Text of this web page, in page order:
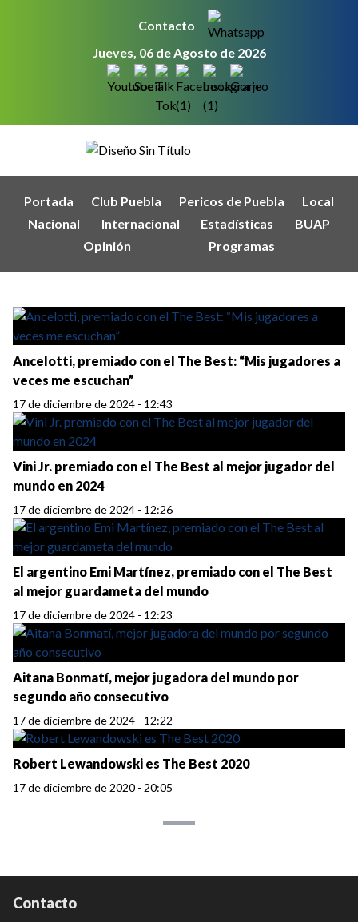
Contacto
Jueves, 06 de Agosto de 2026
Portada Club Puebla Pericos de Puebla
Local
Nacional
Internacional Estadísticas
BUAP
Opinión
Programas
Ancelotti, premiado con el The Best: “Mis jugadores a
veces me escuchan”
17 de diciembre de 2024 - 12:43
Vini Jr. premiado con el The Best al mejor jugador del
mundo en 2024
17 de diciembre de 2024 - 12:26
El argentino Emi Martínez, premiado con el The Best
al mejor guardameta del mundo
17 de diciembre de 2024 - 12:23
Aitana Bonmatí, mejor jugadora del mundo por
segundo año consecutivo
17 de diciembre de 2024 - 12:22
Robert Lewandowski es The Best 2020
17 de diciembre de 2020 - 20:05
Contacto